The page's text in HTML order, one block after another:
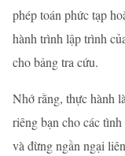
phép toán phức tạp
hành trình lập trình
cho bảng tra cứu.
Nhớ rằng, thực hành
riêng bạn cho các
và đừng ngần ngại